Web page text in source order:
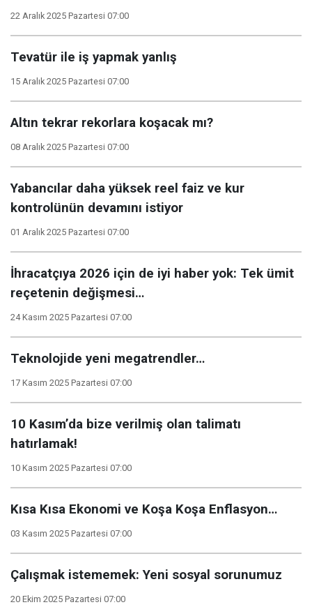
22 Aralık 2025 Pazartesi 07:00
Tevatür ile iş yapmak yanlış
15 Aralık 2025 Pazartesi 07:00
Altın tekrar rekorlara koşacak mı?
08 Aralık 2025 Pazartesi 07:00
Yabancılar daha yüksek reel faiz ve kur
kontrolünün devamını istiyor
01 Aralık 2025 Pazartesi 07:00
İhracatçıya 2026 için de iyi haber yok: Tek ümit
reçetenin değişmesi…
24 Kasım 2025 Pazartesi 07:00
Teknolojide yeni megatrendler…
17 Kasım 2025 Pazartesi 07:00
10 Kasım’da bize verilmiş olan talimatı
hatırlamak!
10 Kasım 2025 Pazartesi 07:00
Kısa Kısa Ekonomi ve Koşa Koşa Enflasyon…
03 Kasım 2025 Pazartesi 07:00
Çalışmak istememek: Yeni sosyal sorunumuz
20 Ekim 2025 Pazartesi 07:00